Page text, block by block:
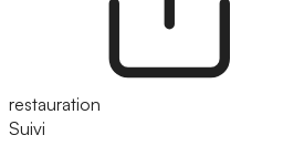
restauration
Suivi